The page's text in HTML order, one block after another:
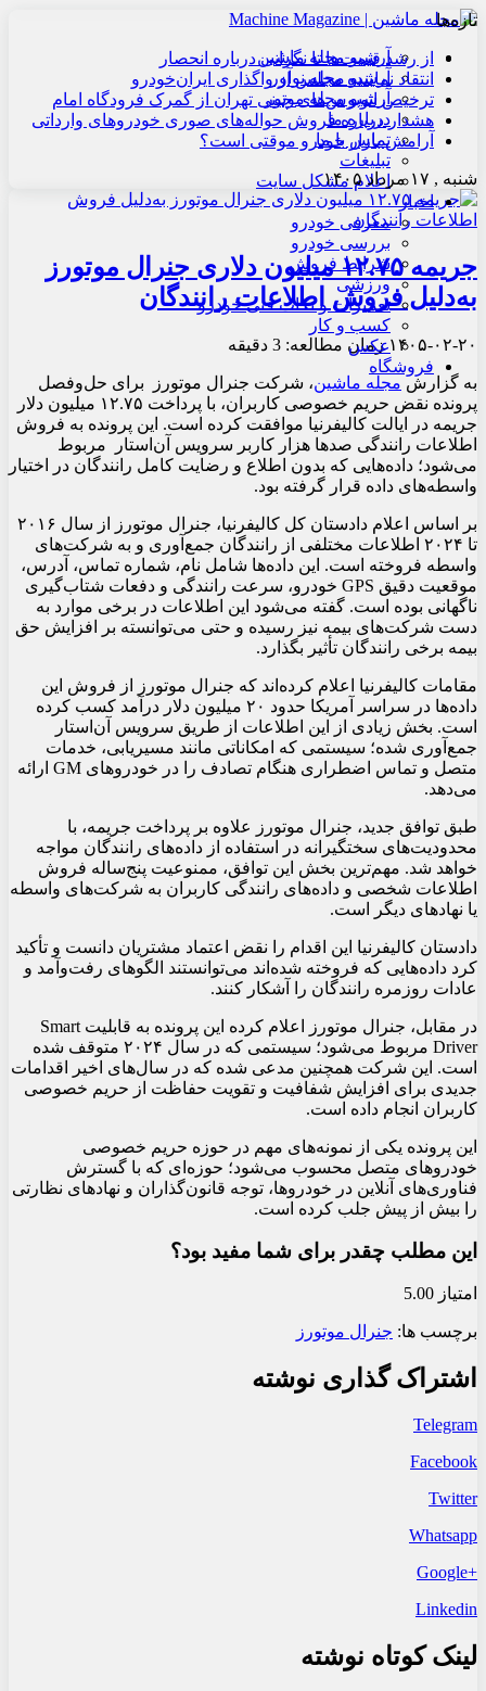
آرشیو مجله ماشین
آرشیو مجله نوآور
آرشیو مجله موتور
درباره ما
تماس با ما
تبلیغات
اعلام مشکل سایت
اخبار
معرفی خودرو
بررسی خودرو
شرایط فروش
ورزشی
تعمیرات و نکات فنی خودرو
کسب و کار
عکس
فروشگاه
تازه‌ها
از رشد قیمت‌ها تا نگرانی درباره انحصار
انتقاد نماینده مجلس از واگذاری ایران‌خودرو
ترخیص اتوبوس‌های چینی تهران از گمرک فرودگاه امام
هشدار درباره فروش حواله‌های صوری خودروهای وارداتی
آرامش بازار خودرو موقتی است؟
شنبه , ۱۷ مرداد ۱۴۰۵
جریمه ۱۲.۷۵ میلیون دلاری جنرال موتورز
به‌دلیل فروش اطلاعات رانندگان
۱۴۰۵-۰۲-۲۰زمان مطالعه: 3 دقیقه
به گزارش مجله ماشین، شرکت جنرال موتورز برای حل‌وفصل
پرونده نقض حریم خصوصی کاربران، با پرداخت ۱۲.۷۵ میلیون دلار
جریمه در ایالت کالیفرنیا موافقت کرده است. این پرونده به فروش
اطلاعات رانندگی صدها هزار کاربر سرویس آن‌استار مربوط
می‌شود؛ داده‌هایی که بدون اطلاع و رضایت کامل رانندگان در اختیار
واسطه‌های داده قرار گرفته بود.
بر اساس اعلام دادستان کل کالیفرنیا، جنرال موتورز از سال ۲۰۱۶
تا ۲۰۲۴ اطلاعات مختلفی از رانندگان جمع‌آوری و به شرکت‌های
واسطه فروخته است. این داده‌ها شامل نام، شماره تماس، آدرس،
موقعیت دقیق GPS خودرو، سرعت رانندگی و دفعات شتاب‌گیری
ناگهانی بوده است. گفته می‌شود این اطلاعات در برخی موارد به
دست شرکت‌های بیمه نیز رسیده و حتی می‌توانسته بر افزایش حق
بیمه برخی رانندگان تأثیر بگذارد.
مقامات کالیفرنیا اعلام کرده‌اند که جنرال موتورز از فروش این
داده‌ها در سراسر آمریکا حدود ۲۰ میلیون دلار درآمد کسب کرده
است. بخش زیادی از این اطلاعات از طریق سرویس آن‌استار
جمع‌آوری شده؛ سیستمی که امکاناتی مانند مسیریابی، خدمات
متصل و تماس اضطراری هنگام تصادف را در خودروهای GM ارائه
می‌دهد.
طبق توافق جدید، جنرال موتورز علاوه بر پرداخت جریمه، با
محدودیت‌های سختگیرانه در استفاده از داده‌های رانندگان مواجه
خواهد شد. مهم‌ترین بخش این توافق، ممنوعیت پنج‌ساله فروش
اطلاعات شخصی و داده‌های رانندگی کاربران به شرکت‌های واسطه
یا نهادهای دیگر است.
دادستان کالیفرنیا این اقدام را نقض اعتماد مشتریان دانست و تأکید
کرد داده‌هایی که فروخته شده‌اند می‌توانستند الگوهای رفت‌وآمد و
عادات روزمره رانندگان را آشکار کنند.
در مقابل، جنرال موتورز اعلام کرده این پرونده به قابلیت Smart
Driver مربوط می‌شود؛ سیستمی که در سال ۲۰۲۴ متوقف شده
است. این شرکت همچنین مدعی شده که در سال‌های اخیر اقدامات
جدیدی برای افزایش شفافیت و تقویت حفاظت از حریم خصوصی
کاربران انجام داده است.
این پرونده یکی از نمونه‌های مهم در حوزه حریم خصوصی
خودروهای متصل محسوب می‌شود؛ حوزه‌ای که با گسترش
فناوری‌های آنلاین در خودروها، توجه قانون‌گذاران و نهادهای نظارتی
را بیش از پیش جلب کرده است.
این مطلب چقدر برای شما مفید بود؟
امتیاز 5.00
برچسب ها: جنرال موتورز
اشتراک گذاری نوشته
Telegram
Facebook
Twitter
Whatsapp
+Google
Linkedin
لینک کوتاه نوشته